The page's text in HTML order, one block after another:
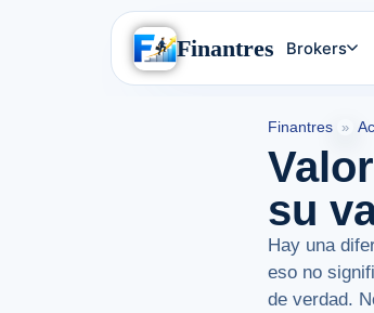
Finantres Brokers
Finantres »
su
Hay una
eso no
de verdad.